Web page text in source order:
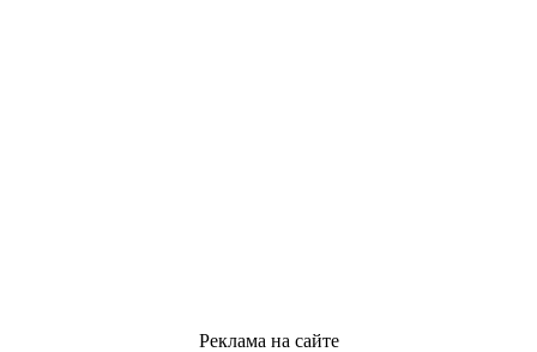
Реклама на сайте